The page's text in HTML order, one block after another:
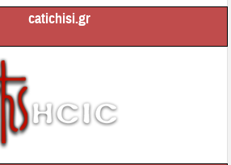
catichisi.gr